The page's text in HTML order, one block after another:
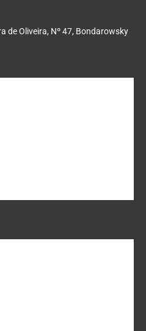
de Oliveira, Nº 47, Bondarowsky